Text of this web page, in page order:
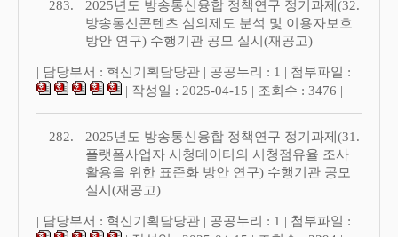
283.
2025년도 방송통신융합 정책연구 정기과제(32.
방송통신콘텐츠 심의제도 분석 및 이용자보호
방안 연구) 수행기관 공모 실시(재공고)
| 담당부서 : 혁신기획담당관 | 공공누리 : 1 | 첨부파일 :
| 작성일 : 2025-04-15 | 조회수 : 3476 |
282.
2025년도 방송통신융합 정책연구 정기과제(31.
플랫폼사업자 시청데이터의 시청점유율 조사
활용을 위한 표준화 방안 연구) 수행기관 공모
실시(재공고)
| 담당부서 : 혁신기획담당관 | 공공누리 : 1 | 첨부파일 :